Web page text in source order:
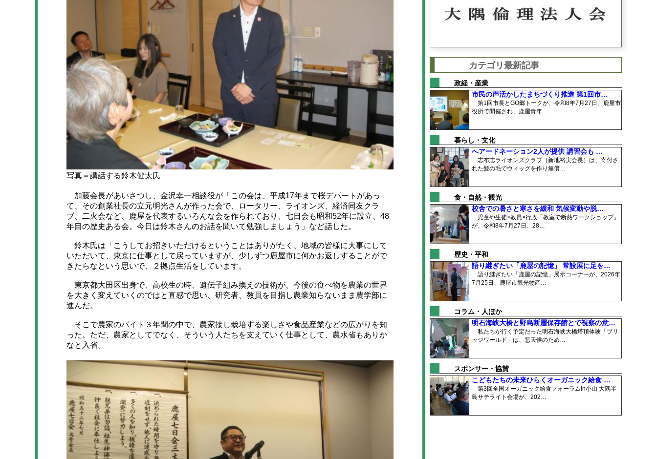
写真＝講話する鈴木健太氏
加藤会長があいさつし、金沢幸一相談役が「この会は、平成17年まで桜デパートがあっ
て、その創業社長の立元明光さんが作った会で、ロータリー、ライオンズ、経済同友クラ
ブ、二火会など、鹿屋を代表するいろんな会を作られており、七日会も昭和52年に設立、48
年目の歴史ある会。今日は鈴木さんのお話を聞いて勉強しましょう」など話した。
鈴木氏は「こうしてお招きいただけるということはありがたく、地域の皆様に大事にして
いただいて、東京に仕事として戻っていますが、少しずつ鹿屋市に何かお返しすることがで
きたらなという思いで、２拠点生活をしています。
東京都大田区出身で、高校生の時、遺伝子組み換えの技術が、今後の食べ物を農業の世界
を大きく変えていくのではと直感で思い、研究者、教員を目指し農業知らないまま農学部に
進んだ。
そこで農家のバイト３年間の中で、農家接し栽培する楽しさや食品産業などの広がりを知
った。ただ、農家としてでなく、そういう人たちを支えていく仕事として、農水省もありか
なと入省。
カテゴリ最新記事
政経・産業
市民の声活かしたまちづくり推進 第1回市…
第1回市長とGO郷トークが、令和8年7月27日、鹿屋市
役所で開催され、鹿屋青年…
暮らし・文化
へアードネーション2人が提供 講習会も …
志布志ライオンズクラブ（新地裕実会長）は、寄付さ
れた髪の毛でウィッグを作り無償…
食・自然・観光
校舎での暑さと寒さを緩和 気候変動や脱…
児童や生徒×教員×行政「教室で断熱ワークショップ」
が、令和8年7月27日、28…
歴史・平和
語り継ぎたい「鹿屋の記憶」 常設展に足を…
語り継ぎたい「鹿屋の記憶」展示コーナーが、2026年
7月25日、鹿屋市観光物産…
コラム・人ほか
明石海峡大橋と野島断層保存館とで視察の意…
私たちが行く予定だった明石海峡大橋塔頂体験「ブリ
ッジワールド」は、悪天候のため…
スポンサー・協賛
こどもたちの未来ひらくオーガニック給食 …
第3回全国オーガニック給食フォーラムin小山 大隅半
島サテライト会場が、202…